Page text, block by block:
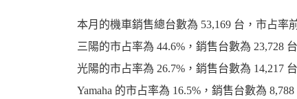
網
本月的機車銷售總台數為 53,169 台，市占率
三陽的市占率為 44.6%，銷售台數為 23,728 台
光陽的市占率為 26.7%，銷售台數為 14,217 台
Yamaha 的市占率為 16.5%，銷售台數為 8,788